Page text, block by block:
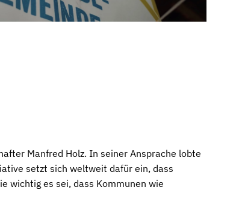
Manfred Holz. In seiner Ansprache lobte
setzt sich weltweit dafür ein, dass
wichtig es sei, dass Kommunen wie